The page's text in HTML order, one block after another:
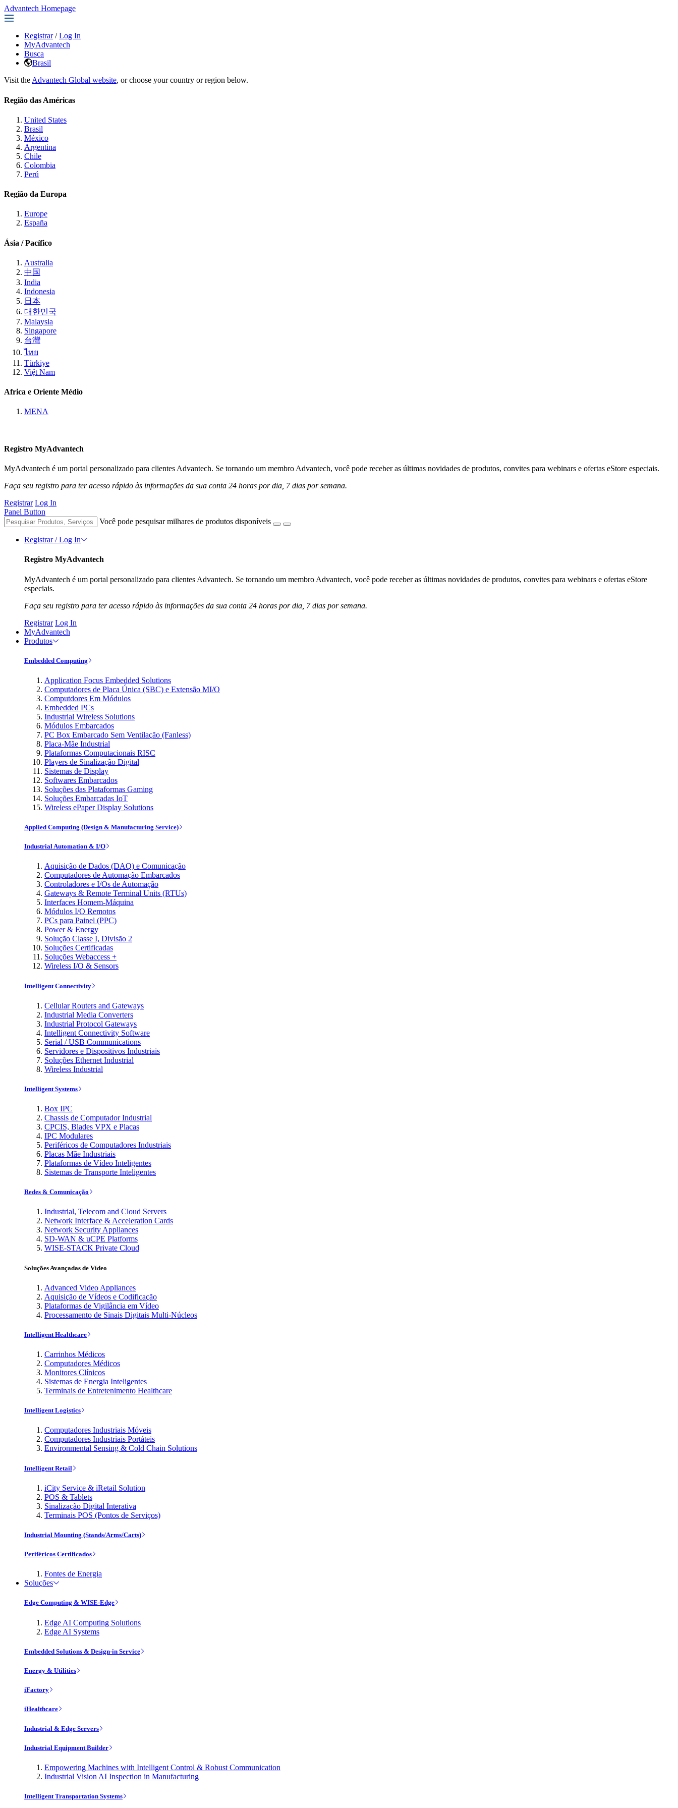
Advantech Homepage
Registrar / Log In
MyAdvantech
Busca
Brasil
Visit the Advantech Global website, or choose your country or region below.
Região das Américas
United States
Brasil
México
Argentina
Chile
Colombia
Perú
Região da Europa
Europe
España
Ásia / Pacífico
Australia
中国
India
Indonesia
日本
대한민국
Malaysia
Singapore
台灣
ไทย
Türkiye
Việt Nam
Africa e Oriente Médio
MENA
Registro MyAdvantech
MyAdvantech é um portal personalizado para clientes Advantech. Se tornando um membro Advantech, você pode receber as últimas novidades de produtos, convites para webinars e ofertas eStore especiais.
Faça seu registro para ter acesso rápido às informações da sua conta 24 horas por dia, 7 dias por semana.
Registrar Log In
Panel Button
Você pode pesquisar milhares de produtos disponíveis
Registrar / Log In
Registro MyAdvantech
MyAdvantech é um portal personalizado para clientes Advantech. Se tornando um membro Advantech, você pode receber as últimas novidades de produtos, convites para webinars e ofertas eStore
especiais.
Faça seu registro para ter acesso rápido às informações da sua conta 24 horas por dia, 7 dias por semana.
Registrar Log In
MyAdvantech
Produtos
Embedded Computing
Application Focus Embedded Solutions
Computadores de Placa Única (SBC) e Extensão MI/O
Computdores Em Módulos
Embedded PCs
Industrial Wireless Solutions
Módulos Embarcados
PC Box Embarcado Sem Ventilação (Fanless)
Placa-Mãe Industrial
Plataformas Computacionais RISC
Players de Sinalização Digital
Sistemas de Display
Softwares Embarcados
Soluções das Plataformas Gaming
Soluções Embarcadas IoT
Wireless ePaper Display Solutions
Applied Computing (Design & Manufacturing Service)
Industrial Automation & I/O
Aquisição de Dados (DAQ) e Comunicação
Computadores de Automação Embarcados
Controladores e I/Os de Automação
Gateways & Remote Terminal Units (RTUs)
Interfaces Homem-Máquina
Módulos I/O Remotos
PCs para Painel (PPC)
Power & Energy
Solução Classe I, Divisão 2
Soluções Certificadas
Soluções Webaccess +
Wireless I/O & Sensors
Intelligent Connectivity
Cellular Routers and Gateways
Industrial Media Converters
Industrial Protocol Gateways
Intelligent Connectivity Software
Serial / USB Communications
Servidores e Dispositivos Industriais
Soluções Ethernet Industrial
Wireless Industrial
Intelligent Systems
Box IPC
Chassis de Computador Industrial
CPCIS, Blades VPX e Placas
IPC Modulares
Periféricos de Computadores Industriais
Placas Mãe Industriais
Plataformas de Vídeo Inteligentes
Sistemas de Transporte Inteligentes
Redes & Comunicação
Industrial, Telecom and Cloud Servers
Network Interface & Acceleration Cards
Network Security Appliances
SD-WAN & uCPE Platforms
WISE-STACK Private Cloud
Soluções Avançadas de Vídeo
Advanced Video Appliances
Aquisição de Vídeos e Codificação
Plataformas de Vigilância em Vídeo
Processamento de Sinais Digitais Multi-Núcleos
Intelligent Healthcare
Carrinhos Médicos
Computadores Médicos
Monitores Clínicos
Sistemas de Energia Inteligentes
Terminais de Entretenimento Healthcare
Intelligent Logistics
Computadores Industriais Móveis
Computadores Industriais Portáteis
Environmental Sensing & Cold Chain Solutions
Intelligent Retail
iCity Service & iRetail Solution
POS & Tablets
Sinalização Digital Interativa
Terminais POS (Pontos de Serviços)
Industrial Mounting (Stands/Arms/Carts)
Periféricos Certificados
Fontes de Energia
Soluções
Edge Computing & WISE-Edge
Edge AI Computing Solutions
Edge AI Systems
Embedded Solutions & Design-in Service
Energy & Utilities
iFactory
iHealthcare
Industrial & Edge Servers
Industrial Equipment Builder
Empowering Machines with Intelligent Control & Robust Communication
Industrial Vision AI Inspection in Manufacturing
Intelligent Transportation Systems